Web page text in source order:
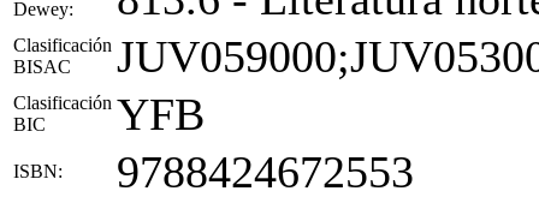
Dewey:
Clasificación
BISAC
Clasificación
BIC
YFB
ISBN: 9788424672553